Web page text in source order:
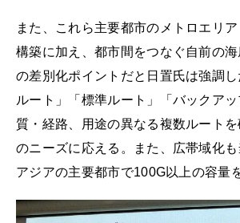
また、これら主要都市のメトロエリ
構築に加え、都市間をつなぐ自前の
の差別化ポイントだと日置氏は強調
ルート」「標準ルート」「バックア
質・経路、用途の異なる複数ルート
のニーズに応える。また、広帯域化も
アジアの主要都市で100G以上の容量